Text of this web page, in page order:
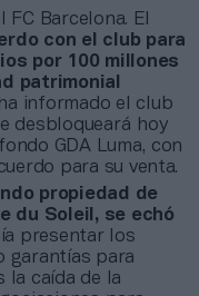
Barcelona. El
con el club para
por 100 millones
patrimonial
informado el club
desbloqueará hoy
GDA Luma, con
para su venta.
propiedad de
du Soleil, se echó
presentar los
garantías para
la caída de la